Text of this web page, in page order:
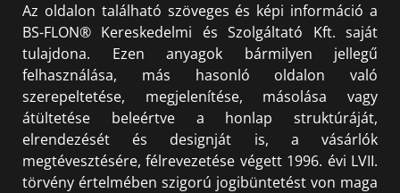
Az oldalon található szöveges és képi információ a
BS-FLON® Kereskedelmi és Szolgáltató Kft. saját
tulajdona. Ezen anyagok bármilyen jellegű
felhasználása, más hasonló oldalon való
szerepeltetése, megjelenítése, másolása vagy
átültetése beleértve a honlap struktúráját,
elrendezését és designját is, a vásárlók
megtévesztésére, félrevezetése végett 1996. évi LVII.
törvény értelmében szigorú jogibüntetést von maga